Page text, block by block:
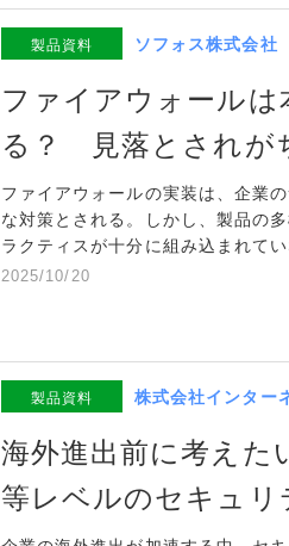
製品資料 ソフォス株式会社
ファイアウォールは
る？ 見落とされが
ファイアウォールの実装は、企業
な対策とされる。しかし、製品の
ラクティスが十分に組み込まれて
2025/10/20
製品資料 株式会社インター
海外進出前に考えた
等レベルのセキュリ